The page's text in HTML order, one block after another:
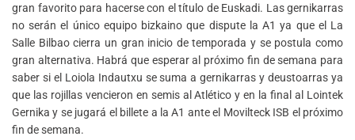
gran favorito para hacerse con el título de Euskadi. Las gernikarras
no serán el único equipo bizkaino que dispute la A1 ya que el La
Salle Bilbao cierra un gran inicio de temporada y se postula como
gran alternativa. Habrá que esperar al próximo fin de semana para
saber si el Loiola Indautxu se suma a gernikarras y deustoarras ya
que las rojillas vencieron en semis al Atlético y en la final al Lointek
Gernika y se jugará el billete a la A1 ante el Movilteck ISB el próximo
fin de semana.